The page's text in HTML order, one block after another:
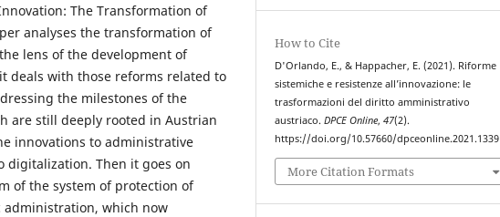
The Transformation of
analyses the transformation of
lens of the development of
deals with those reforms related to
the milestones of the
are still deeply rooted in Austrian
innovations to administrative
Then it goes on
of the system of protection of
which now
How to Cite
D'Orlando, E., & Happacher, E. (2021). Riforme
sistemiche e resistenze all’innovazione: le
trasformazioni del diritto amministrativo
austriaco.DPCE Online,47(2).
https://doi.org/10.57660/dpceonline.2021.1339
More Citation Formats